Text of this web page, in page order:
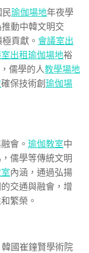
民瑜伽場地年夜學
動中韓文明交
貢獻。 會議室出
出租瑜伽場地裕
儒學的人教學場地
確保技術創 瑜伽場
會。 瑜伽教室中
儒學等傳統文明
內涵，通過弘揚
交通與融會，增
繁榮。
國崔鐘賢學術院